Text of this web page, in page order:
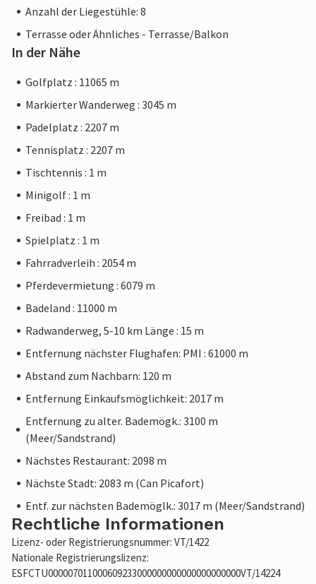
Anzahl der Liegestühle: 8
Terrasse oder Ähnliches - Terrasse/Balkon
In der Nähe
Golfplatz : 11065 m
Markierter Wanderweg : 3045 m
Padelplatz : 2207 m
Tennisplatz : 2207 m
Tischtennis : 1 m
Minigolf : 1 m
Freibad : 1 m
Spielplatz : 1 m
Fahrradverleih : 2054 m
Pferdevermietung : 6079 m
Badeland : 11000 m
Radwanderweg, 5-10 km Länge : 15 m
Entfernung nächster Flughafen: PMI : 61000 m
Abstand zum Nachbarn: 120 m
Entfernung Einkaufsmöglichkeit: 2017 m
Entfernung zu alter. Bademögk.: 3100 m
(Meer/Sandstrand)
Nächstes Restaurant: 2098 m
Nächste Stadt: 2083 m (Can Picafort)
Entf. zur nächsten Bademöglk.: 3017 m (Meer/Sandstrand)
Rechtliche Informationen
Lizenz- oder Registrierungsnummer: VT/1422
Nationale Registrierungslizenz:
ESFCTU000007011000609233000000000000000000000VT/14224